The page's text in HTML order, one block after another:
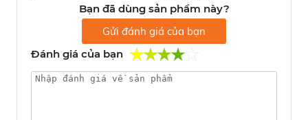
Bạn đã dùng sản phẩm này?
Gửi đánh giá của bạn
Đánh giá của bạn